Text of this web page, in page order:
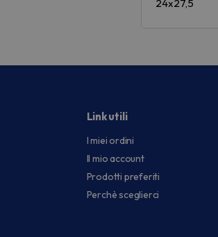
24x27,5
Link utili
I miei ordini
Il mio account
Prodotti preferiti
Perchè sceglierci